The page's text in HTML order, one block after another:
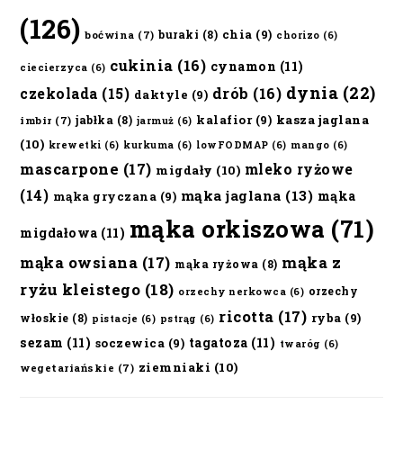
(126) boćwina (7) buraki (8) chia (9) chorizo (6)
ciecierzyca (6) cukinia (16) cynamon (11)
czekolada (15) daktyle (9) drób (16) dynia (22)
imbir (7) jabłka (8) jarmuż (6) kalafior(9) kasza jaglana
(10) krewetki (6) kurkuma (6) lowFODMAP (6) mango (6)
mascarpone (17) migdały (10) mleko ryżowe
(14) mąka gryczana (9) mąka jaglana (13) mąka
migdałowa (11) mąka orkiszowa (71)
mąka owsiana (17) mąka ryżowa (8) mąka z
ryżu kleistego (18) orzechy nerkowca (6) orzechy
włoskie (8) pistacje (6) pstrąg (6) ricotta (17) ryba (9)
sezam (11) soczewica (9) tagatoza (11) twaróg (6)
wegetariańskie (7) ziemniaki (10)